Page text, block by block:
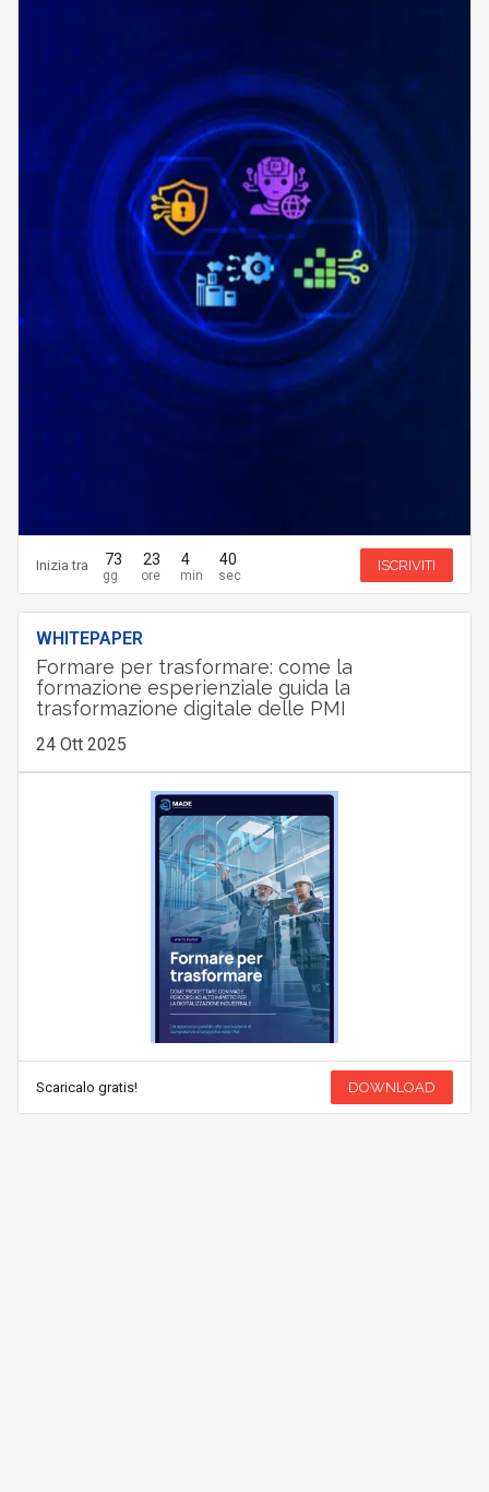
Inizia tra 73 23 4 39 ISCRIVITI
WHITEPAPER
Formare per trasformare: come la
formazione esperienziale guida la
trasformazione digitale delle PMI
24 Ott 2025
Scaricalo gratis! DOWNLOAD